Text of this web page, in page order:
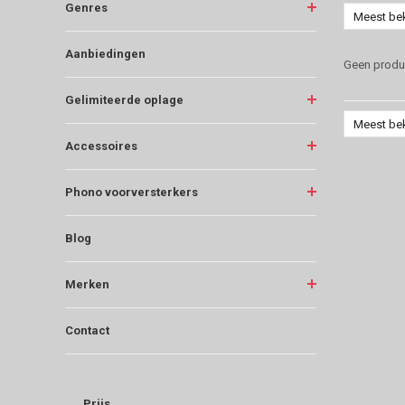
Genres
Aanbiedingen
Gelimiteerde oplage
Accessoires
Phono voorversterkers
Blog
Merken
Contact
Meest
Geen
Meest